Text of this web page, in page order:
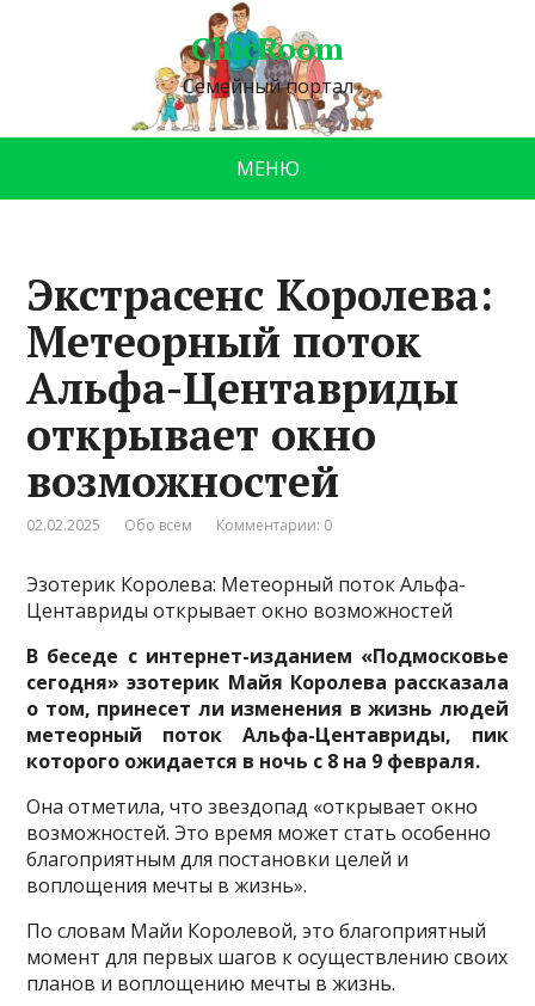
ChicRoom
Семейный портал
МЕНЮ
Экстрасенс Королева:
Метеорный поток
Альфа-Центавриды
открывает окно
возможностей
02.02.2025 Обо всем Комментарии: 0
Эзотерик Королева: Метеорный поток Альфа-
Центавриды открывает окно возможностей
В беседе с интернет-изданием «Подмосковье
сегодня» эзотерик Майя Королева рассказала
о том, принесет ли изменения в жизнь людей
метеорный поток Альфа-Центавриды, пик
которого ожидается в ночь с 8 на 9 февраля.
Она отметила, что звездопад «открывает окно
возможностей. Это время может стать особенно
благоприятным для постановки целей и
воплощения мечты в жизнь».
По словам Майи Королевой, это благоприятный
момент для первых шагов к осуществлению своих
планов и воплощению мечты в жизнь.